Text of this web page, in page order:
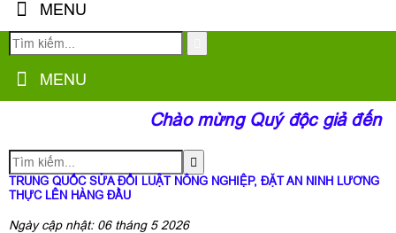
MENU
MENU
Chào mừng Quý độc giả đến
TRUNG QUỐC SỬA ĐỔI LUẬT NÔNG NGHIỆP, ĐẶT AN NINH LƯƠNG
THỰC LÊN HÀNG ĐẦU
Ngày cập nhật: 06 tháng 5 2026